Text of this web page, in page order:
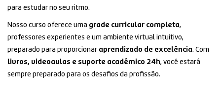
para estudar no seu ritmo.
Nosso curso oferece uma grade curricular completa,
professores experientes e um ambiente virtual intuitivo,
preparado para proporcionar aprendizado de excelência. Com
livros, videoaulas e suporte acadêmico 24h, você estará
sempre preparado para os desafios da profissão.